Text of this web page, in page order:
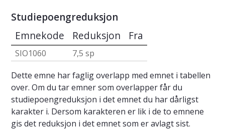
Studiepoengreduksjon
Emnekode Reduksjon Fra
SIO1060
7,5 sp
Dette emne har faglig overlapp med emnet i tabellen
over. Om du tar emner som overlapper får du
studiepoengreduksjon i det emnet du har dårligst
karakter i. Dersom karakteren er lik i de to emnene
gis det reduksjon i det emnet som er avlagt sist.